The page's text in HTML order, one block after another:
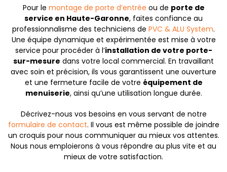
Pour le montage de porte d’entrée ou de porte de
service en Haute-Garonne, faites confiance au
professionnalisme des techniciens de PVC & ALU System.
Une équipe dynamique et expérimentée est mise à votre
service pour procéder à l’installation de votre porte-
sur-mesure dans votre local commercial. En travaillant
avec soin et précision, ils vous garantissent une ouverture
et une fermeture facile de votre équipement de
menuiserie, ainsi qu’une utilisation longue durée.
Décrivez-nous vos besoins en vous servant de notre
formulaire de contact. Il vous est même possible de joindre
un croquis pour nous communiquer au mieux vos attentes.
Nous nous emploierons à vous répondre au plus vite et au
mieux de votre satisfaction.